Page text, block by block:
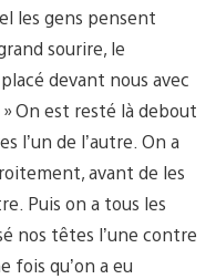
les gens pensent
sourire, le
devant nous avec
On est resté là debout
l’un de l’autre. On a
avant de les
Puis on a tous les
nos têtes l’une contre
fois qu’on a eu